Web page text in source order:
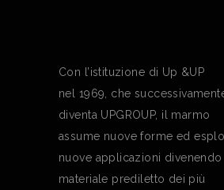
Con l’istituzione di Up &UP
nel 1969, che
diventa UPGROUP, il marmo
assume nuove forme ed
nuove applicazioni divenendo
materiale prediletto dei più